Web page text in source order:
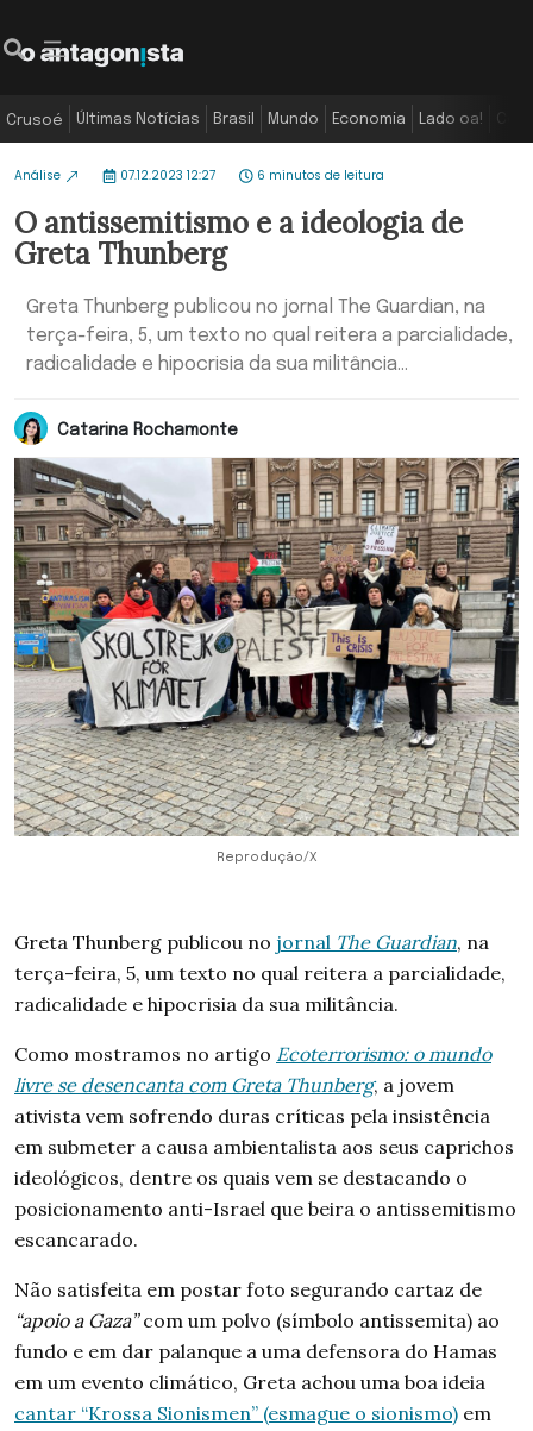
Crusoé Últimas Notícias Brasil Mundo Economia Lado oa!
Análise 07.12.2023 12:27 6 minutos de leitura
O antissemitismo e a ideologia de
Greta Thunberg
Greta Thunberg publicou no jornal The Guardian, na
terça-feira, 5, um texto no qual reitera a parcialidade,
radicalidade e hipocrisia da sua militância...
Catarina Rochamonte
Reprodução/X
Greta Thunberg publicou no jornal The Guardian, na
terça-feira, 5, um texto no qual reitera a parcialidade,
radicalidade e hipocrisia da sua militância.
Como mostramos no artigo Ecoterrorismo: o mundo
livre se desencanta com Greta Thunberg, a jovem
ativista vem sofrendo duras críticas pela insistência
em submeter a causa ambientalista aos seus caprichos
ideológicos, dentre os quais vem se destacando o
posicionamento anti-Israel que beira o antissemitismo
escancarado.
Não satisfeita em postar foto segurando cartaz de
“apoio a Gaza”com um polvo (símbolo antissemita) ao
fundo e em dar palanque a uma defensora do Hamas
em um evento climático, Greta achou uma boa ideia
cantar “Krossa Sionismen” (esmague o sionismo) em